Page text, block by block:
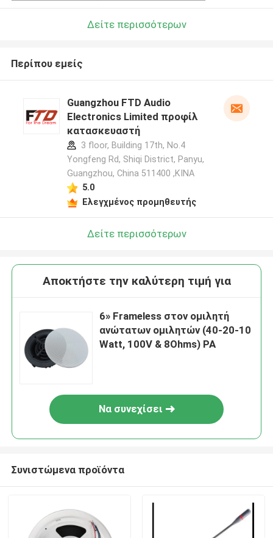
Δείτε περισσότερων
Περίπου εμείς
Guangzhou FTD Audio
Electronics Limited προφίλ
κατασκευαστή
3 floor, Building 17th, No.4
Yongfeng Rd, Shiqi District, Panyu,
Guangzhou, China 511400 ,ΚΙΝΑ
5.0
Ελεγχμένος προμηθευτής
Δείτε περισσότερων
Αποκτήστε την καλύτερη τιμή για
6» Frameless στον ομιλητή
ανώτατων ομιλητών (40-20-10
Watt, 100V & 8Ohms) PA
Να συνεχίσει
Συνιστώμενα προϊόντα